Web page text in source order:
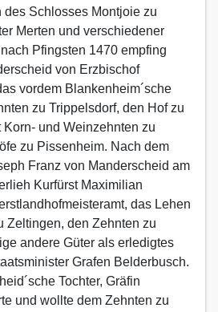
des Schlosses Montjoie zu
Merten und verschiedener
Pfingsten 1470 empfing
von Erzbischof
vordem Blankenheim´sche
zu Trippelsdorf, den Hof zu
und Weinzehnten zu
zu Pissenheim. Nach dem
Franz von Manderscheid am
Kurfürst Maximilian
das Lehen
Zeltingen, den Zehnten zu
andere Güter als erledigtes
Grafen Belderbusch.
Tochter, Gräfin
und wollte dem Zehnten zu